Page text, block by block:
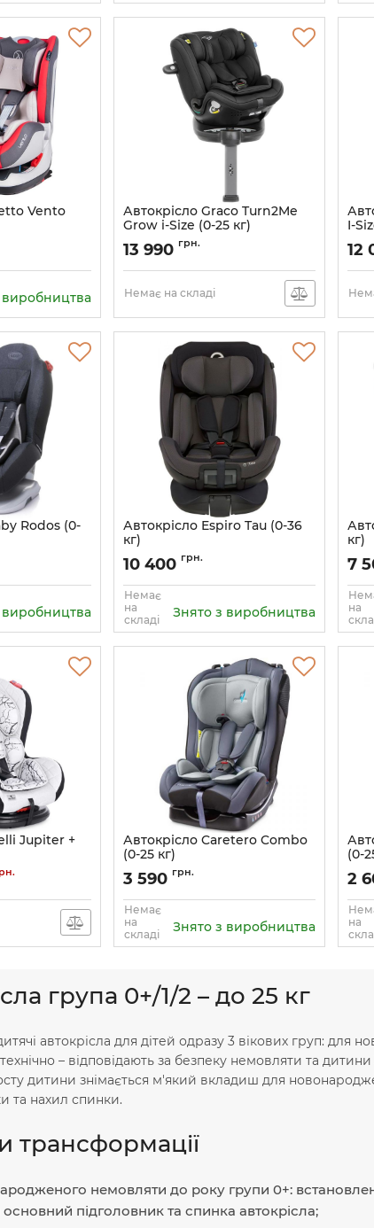
Vento
виробництва
Автокрісло Graco Turn2Me
Grow i-Size (0-25 кг)
Артикул:GC2404AAMDN000
13 990 грн.
Немає на складі
I-
12
Rodos (0-
виробництва
Автокрісло Espiro Tau (0-36
кг)
Артикул:5905683800860
10 400 грн.
Немає
на
складі
Знято з виробництва
кг)
7
на
Jupiter +
Автокрісло Caretero Combo
(0-25 кг)
Артикул: 159106
3 590 грн.
Немає
на
складі
Знято з виробництва
(0-
2
на
група 0+/1/2 – до 25 кг
автокрісла для дітей одразу 3 вікових груп: для
– відповідають за безпеку немовляти та
дитини знімається м'який вкладиш для
та нахил спинки.
трансформації
немовляти до року групи 0+:
підголовник та спинка автокрісла;